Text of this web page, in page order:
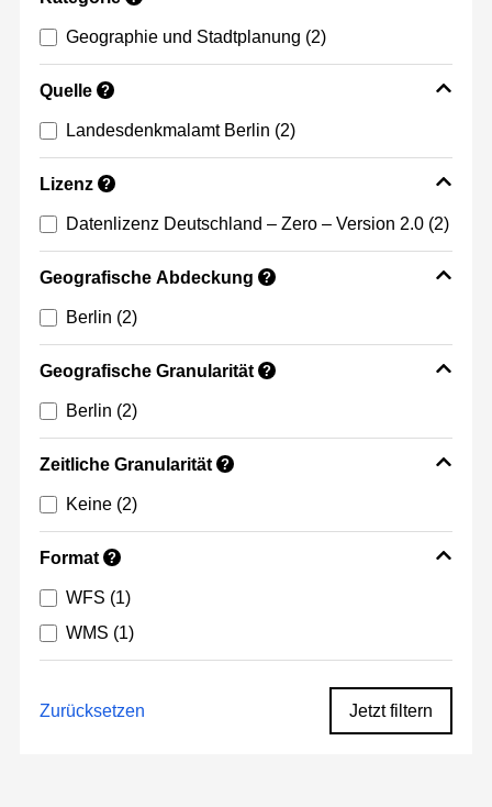
Geographie und Stadtplanung (2)
Quelle ?
Landesdenkmalamt Berlin (2)
Lizenz ?
Datenlizenz Deutschland – Zero – Version 2.0 (2)
Geografische Abdeckung ?
Berlin (2)
Geografische Granularität ?
Berlin (2)
Zeitliche Granularität ?
Keine (2)
Format ?
WFS (1)
WMS (1)
Zurücksetzen Jetzt filtern